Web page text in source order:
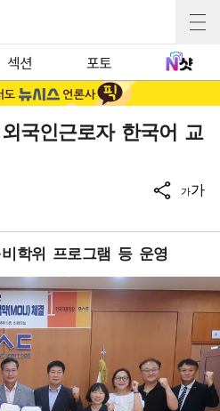
섹션 포토
국인근로자 한국어 교
가가
학위 프로그램 등 운영